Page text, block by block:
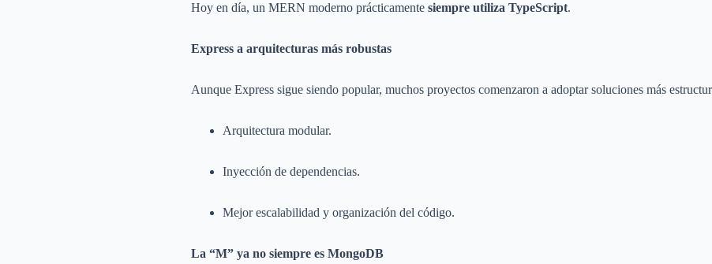
Hoy en día, un MERN moderno prácticamente siempre utiliza TypeScript.
Express a arquitecturas más robustas
Aunque Express sigue siendo popular, muchos proyectos comenzaron a adoptar soluciones más
Arquitectura modular.
Inyección de dependencias.
Mejor escalabilidad y organización del código.
La “M” ya no siempre es MongoDB